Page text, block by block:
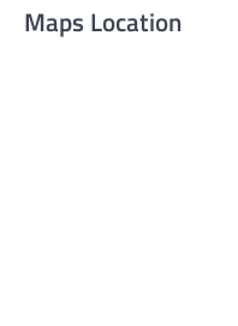
Maps Location